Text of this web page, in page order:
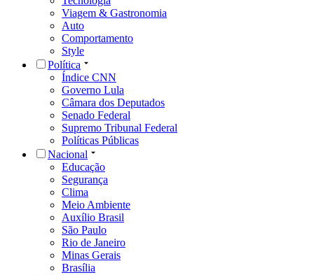
Viagem & Gastronomia
Auto
Comportamento
Style
Política
Índice CNN
Governo Lula
Câmara dos Deputados
Senado Federal
Supremo Tribunal Federal
Políticas Públicas
Nacional
Educação
Segurança
Clima
Meio Ambiente
Auxílio Brasil
São Paulo
Rio de Janeiro
Minas Gerais
Brasília